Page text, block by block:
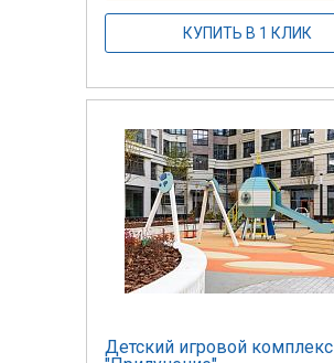
КУПИТЬ В 1 КЛИК
Детский игровой комплекс